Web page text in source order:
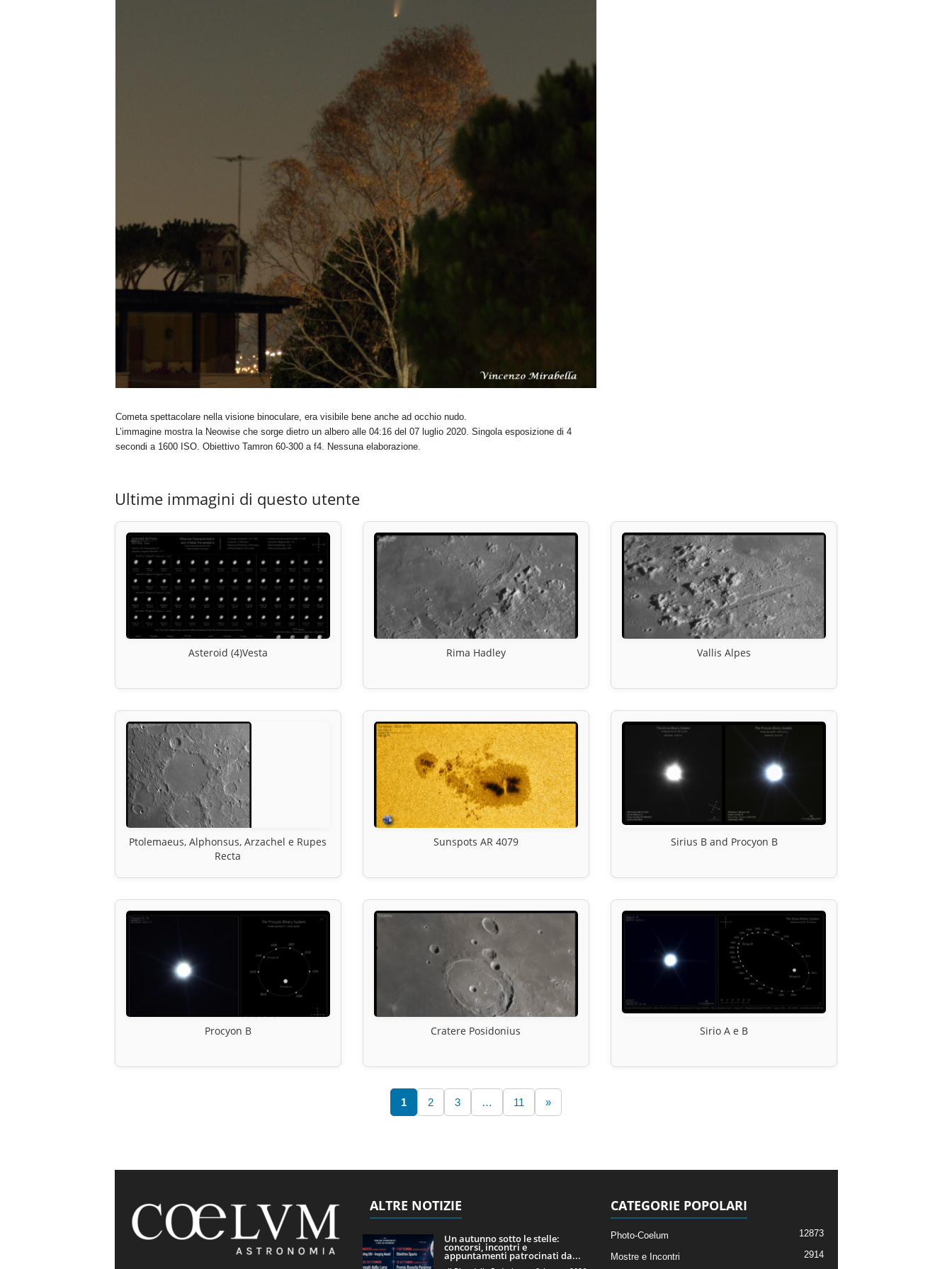
Cometa spettacolare nella visione binoculare, era visibile bene anche ad occhio nudo.
L’immagine mostra la Neowise che sorge dietro un albero alle 04:16 del 07 luglio 2020. Singola esposizione di 4
secondi a 1600 ISO. Obiettivo Tamron 60-300 a f4. Nessuna elaborazione.
Ultime immagini di questo utente
Asteroid (4)Vesta Rima Hadley Vallis Alpes
Ptolemaeus, Alphonsus, Arzachel e Rupes
Recta
Sunspots AR 4079 Sirius B and Procyon B
Procyon B Cratere Posidonius Sirio A e B
1 2 3 … 11 »
ALTRE NOTIZIE
Un autunno sotto le stelle:
concorsi, incontri e
appuntamenti patrocinati da...
CATEGORIE POPOLARI
Photo-Coelum 12873
Mostre e Incontri 2914